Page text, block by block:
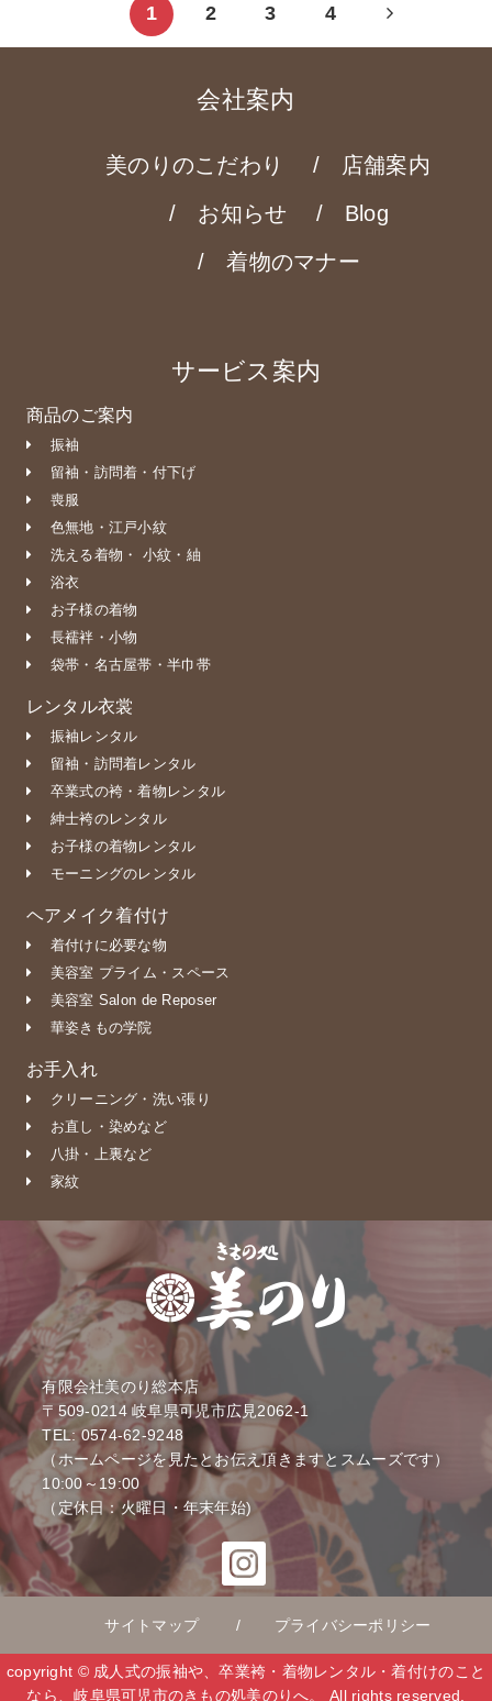
1 2 3 4
Next
page
会社案内
美のりのこだわり
店舗案内
お知らせ
Blog
着物のマナー
サービス案内
商品のご案内
振袖
留袖・訪問着・付下げ
喪服
色無地・江戸小紋
洗える着物・ 小紋・紬
浴衣
お子様の着物
長襦袢・小物
袋帯・名古屋帯・半巾帯
レンタル衣裳
振袖レンタル
留袖・訪問着レンタル
卒業式の袴・着物レンタル
紳士袴のレンタル
お子様の着物レンタル
モーニングのレンタル
ヘアメイク着付け
着付けに必要な物
美容室 プライム・スペース
美容室 Salon de Reposer
華姿きもの学院
お手入れ
クリーニング・洗い張り
お直し・染めなど
八掛・上裏など
家紋
有限会社美のり総本店
〒509-0214 岐阜県可児市広見2062-1
TEL: 0574-62-9248
（ホームページを見たとお伝え頂きますとスムーズです）
10:00～19:00
（定休日：火曜日・年末年始)
サイトマップ プライバシーポリシー
copyright © 成人式の振袖や、卒業袴・着物レンタル・着付けのこと
なら、岐阜県可児市のきもの処美のりへ。 All rights reserved.